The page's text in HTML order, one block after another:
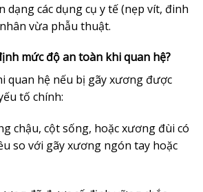
dạng các dụng cụ y tế (nẹp vít, đinh
vừa phẫu thuật.
mức độ an toàn khi quan hệ?
quan hệ nếu bị gãy xương được
tố chính:
chậu, cột sống, hoặc xương đùi có
so với gãy xương ngón tay hoặc